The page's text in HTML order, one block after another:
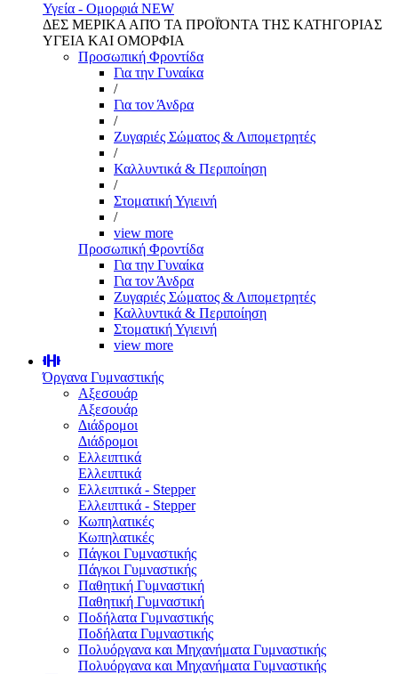
Υγεία - Ομορφιά NEW
ΔΕΣ ΜΕΡΙΚΑ ΑΠΌ ΤΑ ΠΡΟΪΌΝΤΑ ΤΗΣ ΚΑΤΗΓΟΡΙΑΣ
ΥΓΕΙΑ ΚΑΙ ΟΜΟΡΦΙΑ
Προσωπική Φροντίδα
Για την Γυναίκα
/
Για τον Άνδρα
/
Ζυγαριές Σώματος & Λιπομετρητές
/
Καλλυντικά & Περιποίηση
/
Στοματική Υγιεινή
/
view more
Προσωπική Φροντίδα
Για την Γυναίκα
Για τον Άνδρα
Ζυγαριές Σώματος & Λιπομετρητές
Καλλυντικά & Περιποίηση
Στοματική Υγιεινή
view more
Όργανα Γυμναστικής
Αξεσουάρ
Αξεσουάρ
Διάδρομοι
Διάδρομοι
Ελλειπτικά
Ελλειπτικά
Ελλειπτικά - Stepper
Ελλειπτικά - Stepper
Κωπηλατικές
Κωπηλατικές
Πάγκοι Γυμναστικής
Πάγκοι Γυμναστικής
Παθητική Γυμναστική
Παθητική Γυμναστική
Ποδήλατα Γυμναστικής
Ποδήλατα Γυμναστικής
Πολυόργανα και Μηχανήματα Γυμναστικής
Πολυόργανα και Μηχανήματα Γυμναστικής